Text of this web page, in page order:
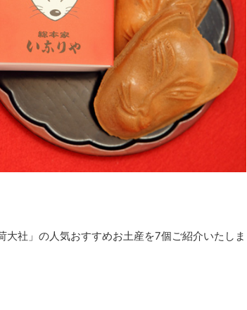
社」の人気おすすめお土産を7個ご紹介いたしま